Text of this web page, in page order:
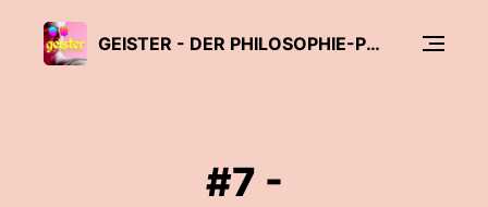
GEISTER - DER PHILOSOPHIE-PODCAST
#7 -